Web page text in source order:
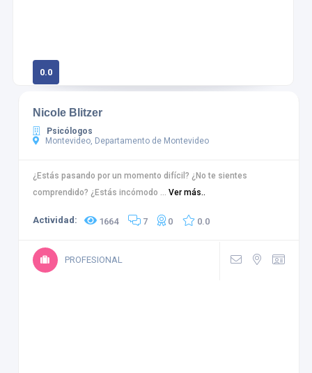
0.0
Nicole Blitzer
Psicólogos
Montevideo, Departamento de Montevideo
¿Estás pasando por un momento difícil? ¿No te sientes
comprendido? ¿Estás incómodo ... Ver más..
Actividad: 1664 7 0 0.0
PROFESIONAL